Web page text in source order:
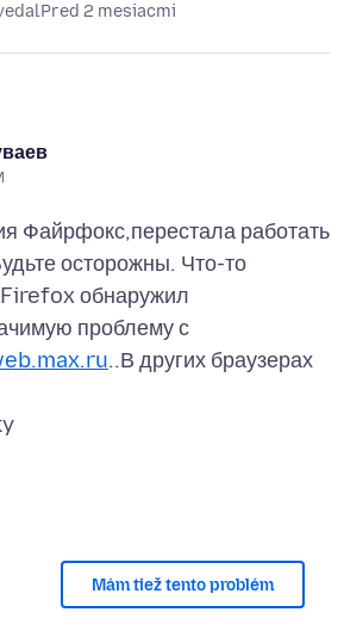
Pred 2 mesiacmi
Файрфокс,перестала работать
осторожны. Что-то
Firefox обнаружил
проблему с
..В других браузерах
Mám tiež tento problém